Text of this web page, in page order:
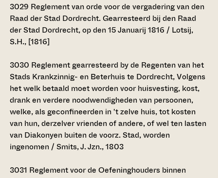
3029 Reglement van orde voor de vergadering van den
Raad der Stad Dordrecht. Gearresteerd bij den Raad
der Stad Dordrecht, op den 15 Januarij 1816 / Lotsij,
S.H., [1816]
3030 Reglement gearresteerd by de Regenten van het
Stads Krankzinnig- en Beterhuis te Dordrecht, Volgens
het welk betaald moet worden voor huisvesting, kost,
drank en verdere noodwendigheden van persoonen,
welke, als geconfineerden in 't zelve huis, tot kosten
van hun, derzelver vrienden of andere, of wel ten lasten
van Diakonyen buiten de voorz. Stad, worden
ingenomen / Smits, J. Jzn., 1803
3031 Reglement voor de Oefeninghouders binnen